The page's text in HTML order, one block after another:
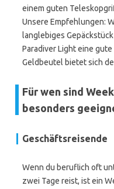
einem guten
Unsere Empfehlungen:
langlebiges
Paradiver Light eine
Geldbeutel bietet sich
Für wen sind
besonders
Geschäftsreisende
Wenn du beruflich oft
zwei Tage reist, ist ein